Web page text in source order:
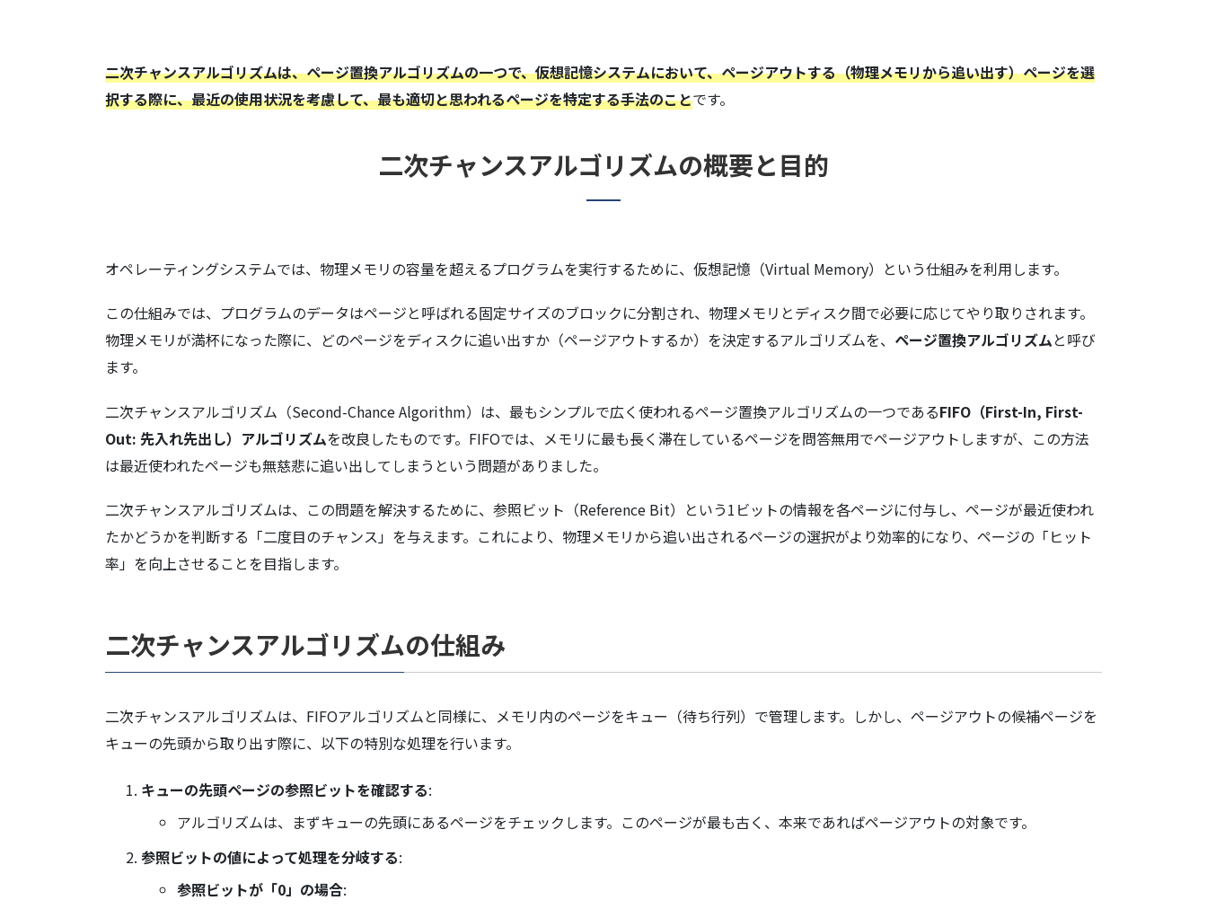
二次チャンスアルゴリズムは、ページ置換アルゴリズムの一つで、仮想記憶システムにおいて、ページアウトする（物理メモリから追い出す）ページを選
択する際に、最近の使用状況を考慮して、最も適切と思われるページを特定する手法のことです。
二次チャンスアルゴリズムの概要と目的
オペレーティングシステムでは、物理メモリの容量を超えるプログラムを実行するために、仮想記憶（Virtual Memory）という仕組みを利用します。
この仕組みでは、プログラムのデータはページと呼ばれる固定サイズのブロックに分割され、物理メモリとディスク間で必要に応じてやり取りされます。
物理メモリが満杯になった際に、どのページをディスクに追い出すか（ページアウトするか）を決定するアルゴリズムを、 ページ置換アルゴリズムと呼び
ます。
二次チャンスアルゴリズム（Second-Chance Algorithm）は、最もシンプルで広く使われるページ置換アルゴリズムの一つであるFIFO（First-In, First-
Out: 先入れ先出し）アルゴリズムを改良したものです。FIFOでは、メモリに最も長く滞在しているページを問答無用でページアウトしますが、この方法
は最近使われたページも無慈悲に追い出してしまうという問題がありました。
二次チャンスアルゴリズムは、この問題を解決するために、参照ビット（Reference Bit）という1ビットの情報を各ページに付与し、ページが最近使われ
たかどうかを判断する「二度目のチャンス」を与えます。これにより、物理メモリから追い出されるページの選択がより効率的になり、ページの「ヒット
率」を向上させることを目指します。
二次チャンスアルゴリズムの仕組み
二次チャンスアルゴリズムは、FIFOアルゴリズムと同様に、メモリ内のページをキュー（待ち行列）で管理します。しかし、ページアウトの候補ページを
キューの先頭から取り出す際に、以下の特別な処理を行います。
キューの先頭ページの参照ビットを確認する:
アルゴリズムは、まずキューの先頭にあるページをチェックします。このページが最も古く、本来であればページアウトの対象です。
参照ビットの値によって処理を分岐する:
参照ビットが「0」の場合: